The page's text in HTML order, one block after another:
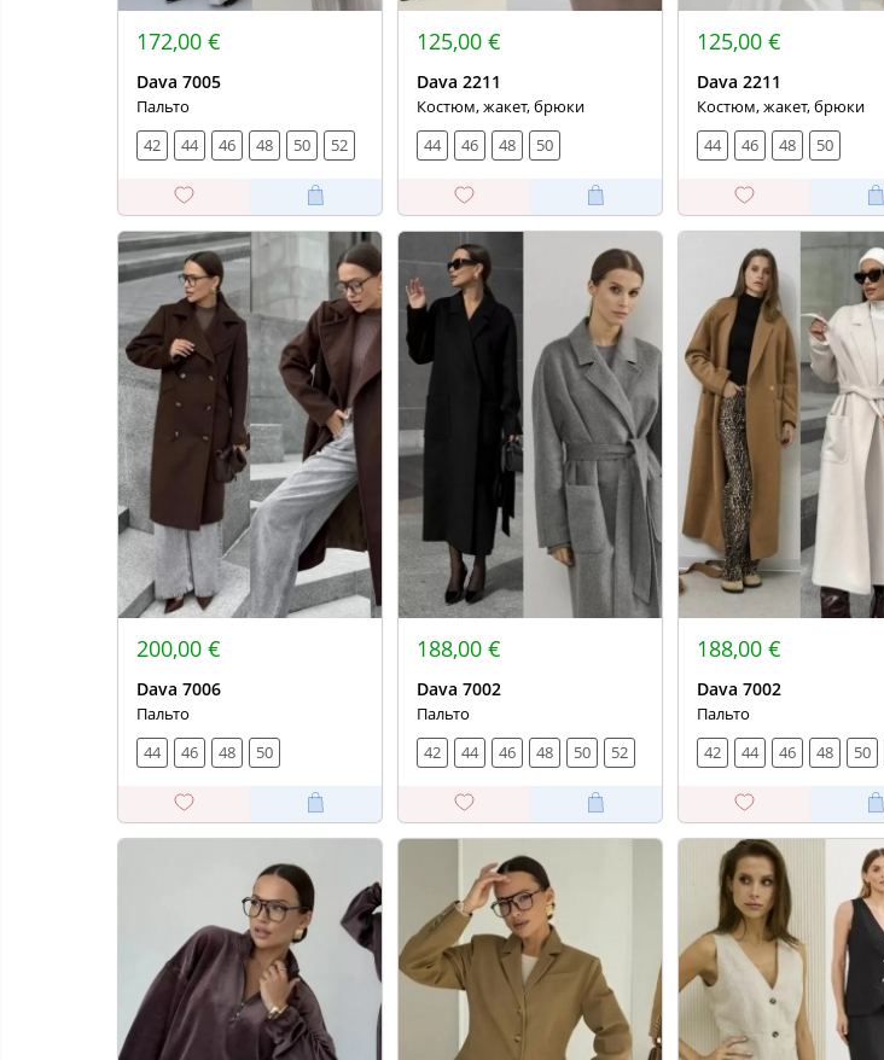
172,00 €
Dava 7005
Пальто
42
44 46 48 50 52
125,00 €
Dava 2211
Костюм, жакет, брюки
44
46 48 50
125,00 €
Dava 2211
Костюм, жакет, брюки
44
46 48 50
200,00 €
Dava 7006
Пальто
44
46 48 50
188,00 €
Dava 7002
Пальто
42
44 46 48 50 52
188,00 €
Dava 7002
Пальто
42
44 46 48 50